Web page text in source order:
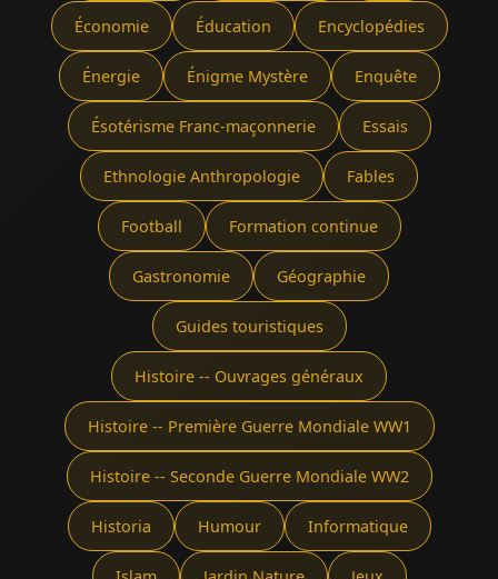
Économie Éducation Encyclopédies
Énergie Énigme Mystère Enquête
Ésotérisme Franc-maçonnerie Essais
Ethnologie Anthropologie Fables
Football Formation continue
Gastronomie Géographie
Guides touristiques
Histoire -- Ouvrages généraux
Histoire -- Première Guerre Mondiale WW1
Histoire -- Seconde Guerre Mondiale WW2
Historia Humour Informatique